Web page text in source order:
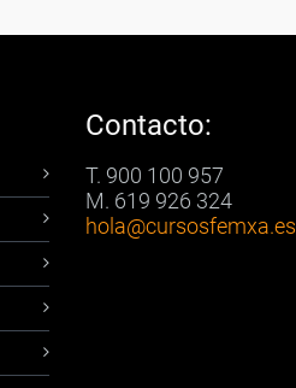
Contacto:
T. 900 100 957
M. 619 926 324
hola@cursosfemxa.es